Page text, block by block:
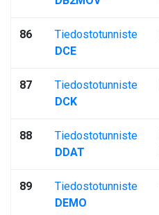
86
Tiedostotunniste
DCE
87
Tiedostotunniste
DCK
88
Tiedostotunniste
DDAT
89
Tiedostotunniste
DEMO